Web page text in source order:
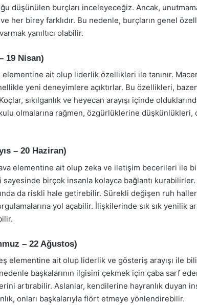
düşünülen burçları inceleyeceğiz. Ancak,
her birey farklıdır. Bu nedenle, burçların genel
yanıltıcı olabilir.
19 Nisan)
ait olup liderlik özellikleri ile tanınır.
yeni deneyimlere açıktırlar. Bu özellikleri,
sıkılganlık ve heyecan arayışı içinde
olmalarına rağmen, özgürlüklerine düşkünlükleri,
– 20 Haziran)
elementine ait olup zeka ve iletişim becerileri ile
birçok insanla kolayca bağlantı
da riskli hale getirebilir. Sürekli değişen ruh
yol açabilir. İlişkilerinde sık sık yenilik
– 22 Ağustos)
elementine ait olup liderlik ve gösteriş arayışı ile
başkalarının ilgisini çekmek için çaba sarf
artırabilir. Aslanlar, kendilerine hayranlık duyan
onları başkalarıyla flört etmeye yönlendirebilir.